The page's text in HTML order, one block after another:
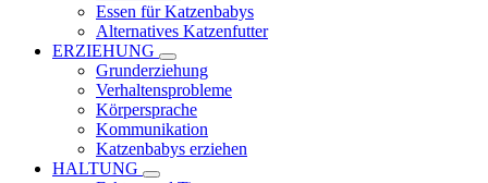
Essen für Katzenbabys
Alternatives Katzenfutter
ERZIEHUNG
Grunderziehung
Verhaltensprobleme
Körpersprache
Kommunikation
Katzenbabys erziehen
HALTUNG